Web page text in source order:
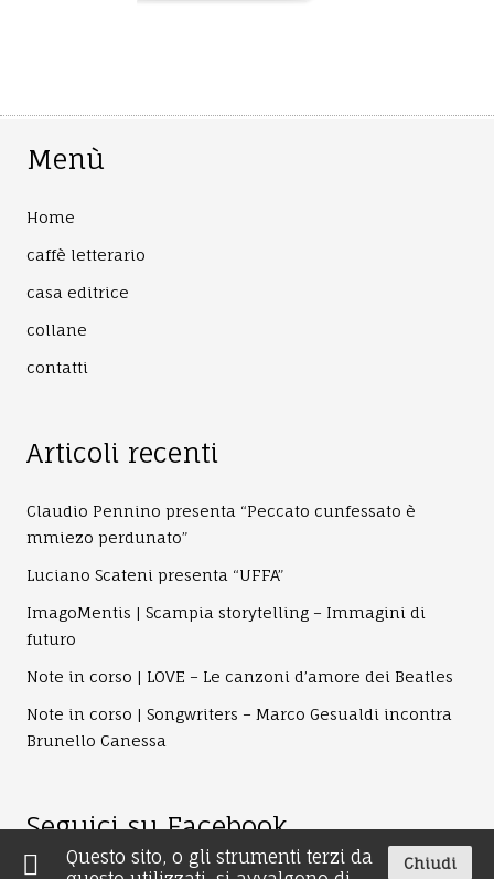
Chiudi
Questo sito, o gli strumenti terzi da
Menù
Home
caffè letterario
casa editrice
collane
contatti
Articoli recenti
Claudio Pennino presenta “Peccato cunfessato è
mmiezo perdunato”
Luciano Scateni presenta “UFFA”
ImagoMentis | Scampia storytelling – Immagini di
futuro
Note in corso | LOVE – Le canzoni d’amore dei Beatles
Note in corso | Songwriters – Marco Gesualdi incontra
Brunello Canessa
Seguici su Facebook